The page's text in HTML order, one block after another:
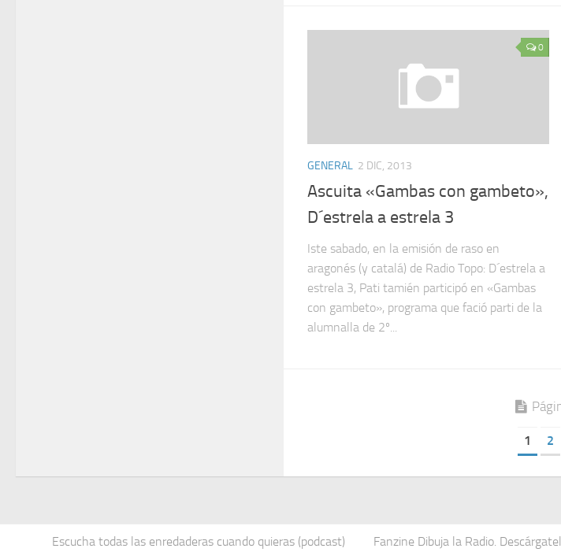
0
GENERAL 2 DIC, 2013
Ascuita «Gambas con gambeto»,
D´estrela a estrela 3
Iste sabado, en la emisión de raso en
aragonés (y catalá) de Radio Topo: D´estrela a
estrela 3, Pati tamién participó en «Gambas
con gambeto», programa que fació parti de la
alumnalla de 2º...
1 2
Escucha todas las enredaderas cuando quieras (podcast) Fanzine Dibuja la Radio.